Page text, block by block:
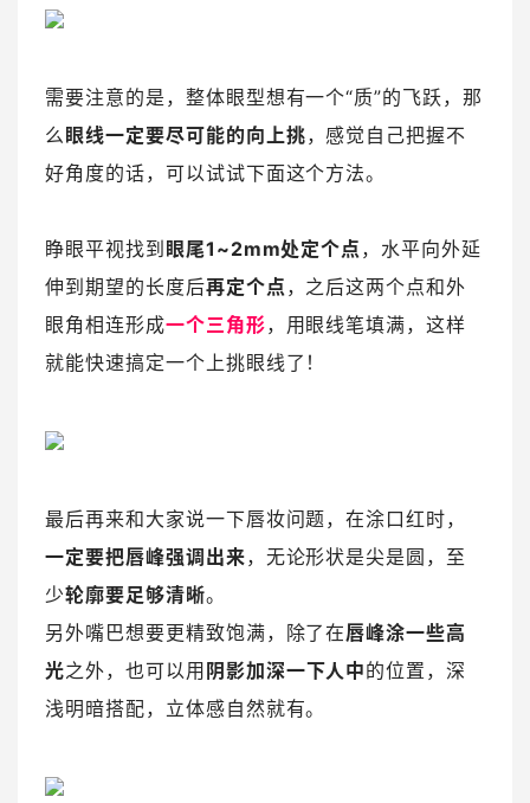
需要注意的是，整体眼型想有一个“质”的飞跃，那
么 眼线一定要尽可能的向上挑，感觉自己把握不
好角度的话，可以试试下面这个方法。
睁眼平视找到 眼尾1~2mm处定个点 ，水平向外延
伸到期望的长度后再定个点 ，之后这两个点和外
眼角相连形成一个三角形，用眼线笔填满，这样
就能快速搞定一个上挑眼线了！
最后再来和大家说一下唇妆问题，在涂口红时，
一定要把唇峰强调出来，无论形状是尖是圆，至
少轮廓要足够清晰。
另外嘴巴想要更精致饱满，除了在唇峰涂一些高
光之外，也可以用 阴影加深一下人中的位置，深
浅明暗搭配，立体感自然就有。